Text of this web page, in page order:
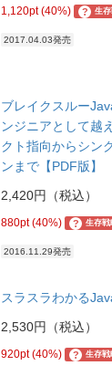
1,120pt (40%) ? 生存
2017.04.03発売
ブレイクスルー
ンジニアとして越
クト指向からシン
ンまで【PDF版】
2,420円（税込）
880pt (40%) ? 生存戦
2016.11.29発売
スラスラわかる
2,530円（税込）
920pt (40%) ? 生存戦